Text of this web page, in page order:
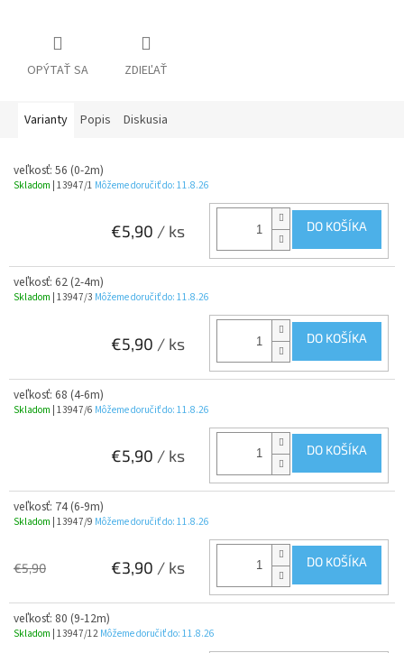
OPÝTAŤ SA ZDIEĽAŤ
Varianty Popis Diskusia
veľkosť: 56 (0-2m)
Skladom | 13947/1 Môžeme doručiť do: 11.8.26
€5,90 / ks DO KOŠÍKA
veľkosť: 62 (2-4m)
Skladom | 13947/3 Môžeme doručiť do: 11.8.26
€5,90 / ks DO KOŠÍKA
veľkosť: 68 (4-6m)
Skladom | 13947/6 Môžeme doručiť do: 11.8.26
€5,90 / ks DO KOŠÍKA
veľkosť: 74 (6-9m)
Skladom | 13947/9 Môžeme doručiť do: 11.8.26
€5,90 €3,90 / ks DO KOŠÍKA
veľkosť: 80 (9-12m)
Skladom | 13947/12 Môžeme doručiť do: 11.8.26